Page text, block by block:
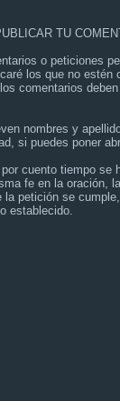
TU
o peticiones
los que no
comentarios
nombres y
si puedes poner
cuento tiempo se
fe en la oración,
la petición se
establecido.